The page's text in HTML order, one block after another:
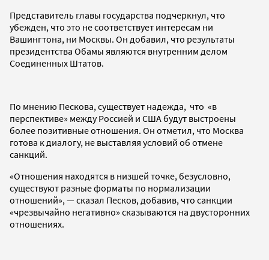
Представитель главы государства подчеркнул, что
убежден, что это не соответствует интересам ни
Вашингтона, ни Москвы. Он добавил, что результаты
президентства Обамы являются внутренним делом
Соединенных Штатов.
По мнению Пескова, существует надежда, что «в
перспективе» между Россией и США будут выстроены
более позитивные отношения. Он отметил, что Москва
готова к диалогу, не выставляя условий об отмене
санкций.
«Отношения находятся в низшей точке, безусловно,
существуют разные форматы по нормализации
отношений», — сказал Песков, добавив, что санкции
«чрезвычайно негативно» сказываются на двусторонних
отношениях.